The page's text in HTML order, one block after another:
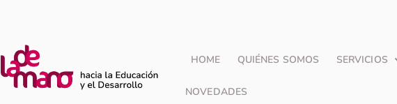
HOME QUIÉNES SOMOS SERVICIOS
NOVEDADES